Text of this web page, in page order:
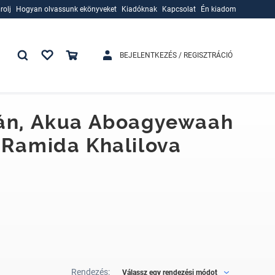
Hogyan olvassunk ekönyveket
Kiadóknak
Kapcsolat Én kiadom
BEJELENTKEZÉS / REGISZTRÁCIÓ
Akua Aboagyewaah
Khalilova
Rendezés: Válassz egy rendezési módot